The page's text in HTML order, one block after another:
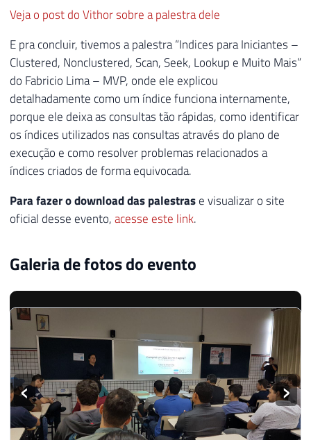
Veja o post do Vithor sobre a palestra dele
E pra concluir, tivemos a palestra “Indices para Iniciantes –
Clustered, Nonclustered, Scan, Seek, Lookup e Muito Mais”
do Fabricio Lima – MVP, onde ele explicou
detalhadamente como um índice funciona internamente,
porque ele deixa as consultas tão rápidas, como identificar
os índices utilizados nas consultas através do plano de
execução e como resolver problemas relacionados a
índices criados de forma equivocada.
Para fazer o download das palestrase visualizar o site
oficial desse evento,acesse este link.
Galeria de fotos do evento
‹ ›